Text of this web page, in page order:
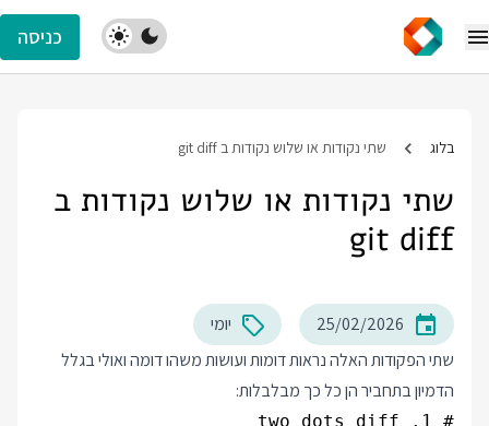
כניסה
בלוג שתי נקודות או שלוש נקודות ב git diff
שתי נקודות או שלוש נקודות ב
git diff
25/02/2026
יומי
שתי הפקודות האלה נראות דומות ועושות משהו דומה ואולי בגלל
הדמיון בתחביר הן כל כך מבלבלות: